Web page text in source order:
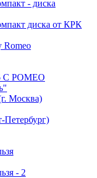
- диска
диска от КРК
Romeo
C РОМЕО
Москва)
Петербург)
- 2